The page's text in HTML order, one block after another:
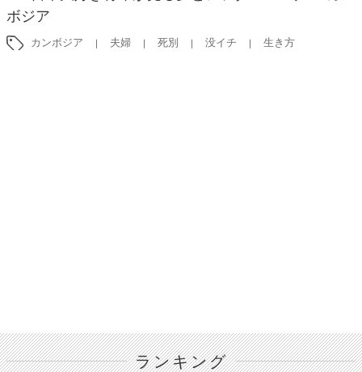
ボジア
カンボジア 夫婦 死別 没イチ 生き方
ランキング